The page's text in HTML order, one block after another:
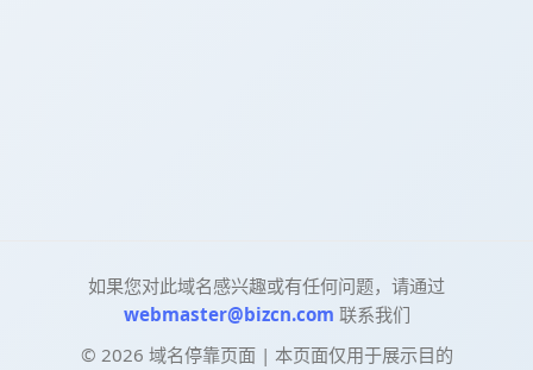
如果您对此域名感兴趣或有任何问题，请通过
webmaster@bizcn.com 联系我们
© 2026 域名停靠页面 | 本页面仅用于展示目的